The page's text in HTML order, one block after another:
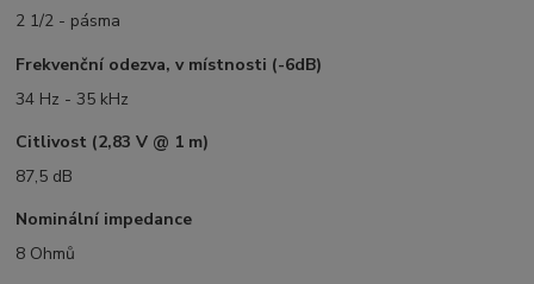
2 1/2 - pásma
Frekvenční odezva, v místnosti (-6dB)
34 Hz ​​- 35 kHz
Citlivost (2,83 V @ 1 m)
87,5 dB
Nominální impedance
8 Ohmů